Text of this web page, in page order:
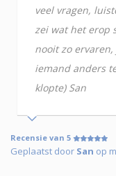
veel vragen,
zei wat het erop
nooit zo
iemand anders
klopte) San
Recensie van 5
Geplaatst door San op